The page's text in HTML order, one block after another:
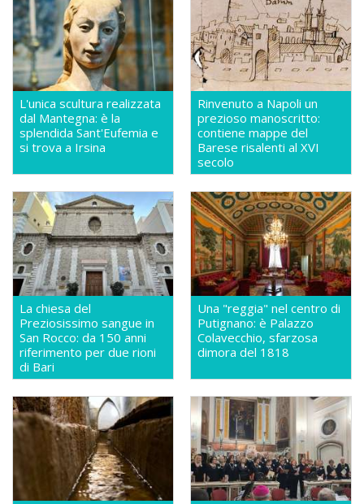
L'unica scultura realizzata
dal Mantegna: è la
splendida Sant'Eufemia e
si trova a Irsina
Rinvenuto a Napoli un
prezioso manoscritto:
contiene mappe del
Barese risalenti al XVI
secolo
La chiesa del
Preziosissimo sangue in
San Rocco: da 150 anni
riferimento per due rioni
di Bari
Una "reggia" nel centro di
Putignano: è Palazzo
Colavecchio, sfarzosa
dimora del 1818